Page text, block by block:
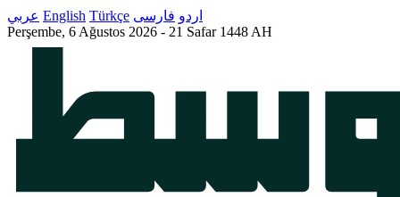
عربي English Türkçe اردو فارسى
Perşembe, 6 Ağustos 2026 - 21 Safar 1448 AH